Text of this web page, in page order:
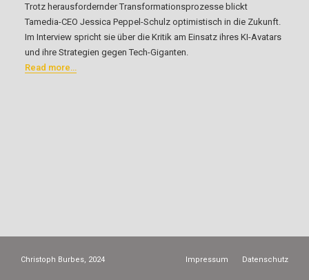
Trotz herausfordernder Transformationsprozesse blickt
Tamedia-CEO Jessica Peppel-Schulz optimistisch in die Zukunft.
Im Interview spricht sie über die Kritik am Einsatz ihres KI-Avatars
und ihre Strategien gegen Tech-Giganten.
Read more…
Christoph Burbes, 2024 Impressum Datenschutz